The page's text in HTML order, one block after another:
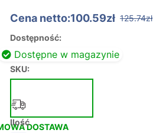
Cena netto:100.59zł 125.74zł
Dostępność:
Dostępne w magazynie
SKU:
DOSTAWA
Ilość